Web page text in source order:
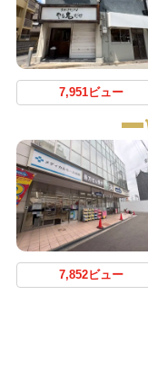
7,951ビュー
7,852ビュー